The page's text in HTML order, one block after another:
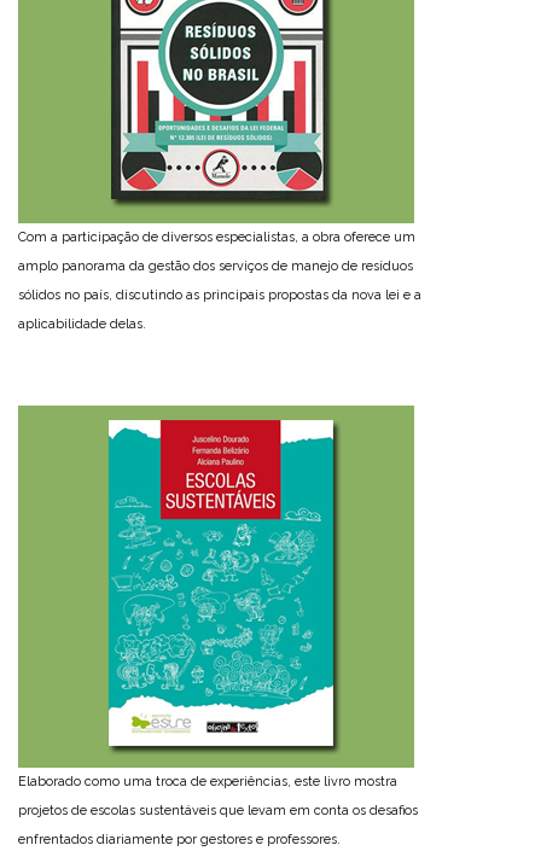
Com a participação de diversos especialistas, a obra oferece um
amplo panorama da gestão dos serviços de manejo de resíduos
sólidos no país, discutindo as principais propostas da nova lei e a
aplicabilidade delas.
Elaborado como uma troca de experiências, este livro mostra
projetos de escolas sustentáveis que levam em conta os desafios
enfrentados diariamente por gestores e professores.